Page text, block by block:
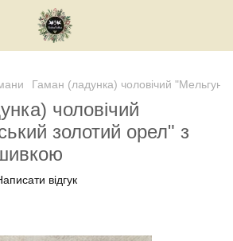
Гаман (ладунка) чоловічий
чоловічий
золотий орел" з
відгук